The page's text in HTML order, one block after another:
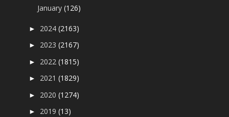
January(126)
► 2024(2163)
► 2023(2167)
► 2022(1815)
► 2021(1829)
► 2020(1274)
► 2019(13)